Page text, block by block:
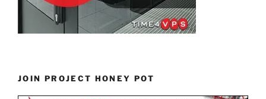
JOIN PROJECT HONEY POT